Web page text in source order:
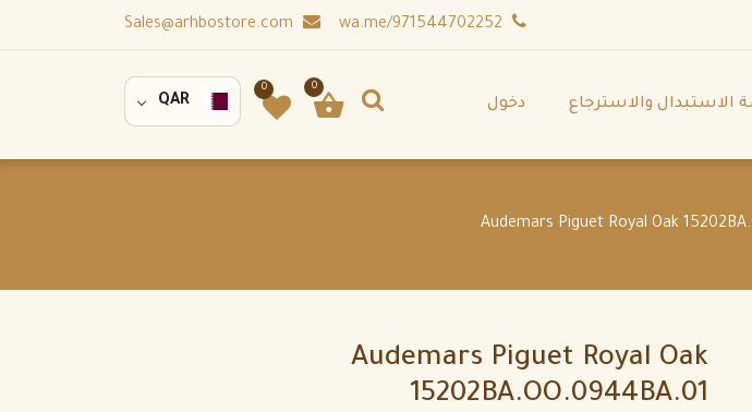
الاستبدال والاسترجاع دخول
0
0
QAR
Audemars Piguet Royal Oak
15202BA.OO.0944BA.01